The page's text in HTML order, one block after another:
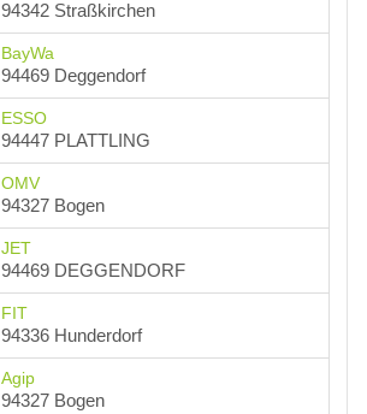
94342 Straßkirchen
BayWa
94469 Deggendorf
ESSO
94447 PLATTLING
OMV
94327 Bogen
JET
94469 DEGGENDORF
FIT
94336 Hunderdorf
Agip
94327 Bogen